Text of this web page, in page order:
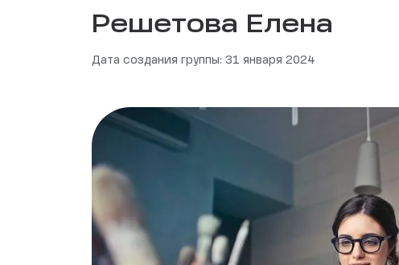
Решетова Елена
Дата создания группы: 31 января 2024